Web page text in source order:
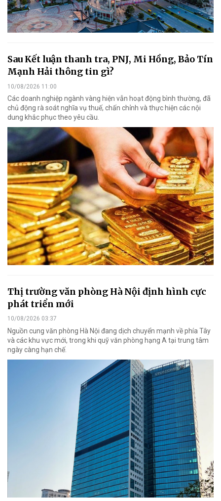
Sau Kết luận thanh tra, PNJ, Mi Hồng, Bảo Tín
Mạnh Hải thông tin gì?
10/08/2026 11:00
Các doanh nghiệp ngành vàng hiện vẫn hoạt động bình thường, đã
chủ động rà soát nghĩa vụ thuế, chấn chỉnh và thực hiện các nội
dung khắc phục theo yêu cầu.
Thị trường văn phòng Hà Nội định hình cực
phát triển mới
10/08/2026 03:37
Nguồn cung văn phòng Hà Nội đang dịch chuyển mạnh về phía Tây
và các khu vực mới, trong khi quỹ văn phòng hạng A tại trung tâm
ngày càng hạn chế.